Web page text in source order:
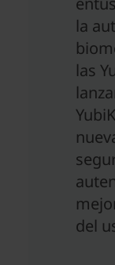
la
las
del